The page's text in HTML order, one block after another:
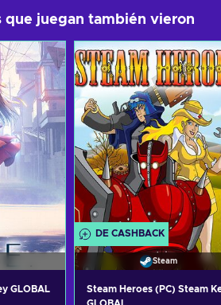
que juegan también vieron
GLOBAL
DE CASHBACK
Steam
Steam Heroes (PC) Steam